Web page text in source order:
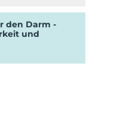
den Darm -
und